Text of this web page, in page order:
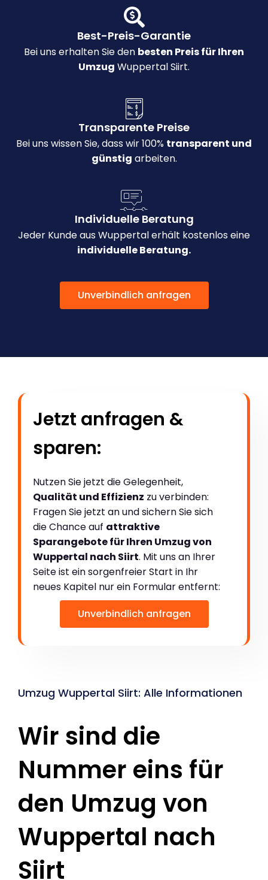
Best-Preis-Garantie
Bei uns erhalten Sie den besten Preis für Ihren
Umzug Wuppertal Siirt.
Transparente Preise
Bei uns wissen Sie, dass wir 100% transparent und
günstig arbeiten.
Individuelle Beratung
Jeder Kunde aus Wuppertal erhält kostenlos eine
individuelle Beratung.
Unverbindlich anfragen
Jetzt anfragen &
sparen:
Nutzen Sie jetzt die Gelegenheit,
Qualität und Effizienz zu verbinden:
Fragen Sie jetzt an und sichern Sie sich
die Chance auf attraktive
Sparangebote für Ihren Umzug von
Wuppertal nach Siirt. Mit uns an Ihrer
Seite ist ein sorgenfreier Start in Ihr
neues Kapitel nur ein Formular entfernt:
Unverbindlich anfragen
Umzug Wuppertal Siirt: Alle Informationen
Wir sind die
Nummer eins für
den Umzug von
Wuppertal nach
Siirt